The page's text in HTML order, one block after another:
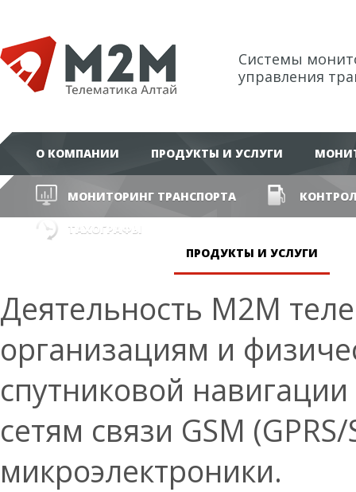
Системы
управления
О КОМПАНИИ ПРОДУКТЫ И УСЛУГИ
МОНИТОРИНГ ТРАНСПОРТА
ТАХОГРАФЫ
ПРОДУКТЫ И УСЛУГИ
Деятельность М2М
организациям и
спутниковой
сетям связи GSM
микроэлектроники.